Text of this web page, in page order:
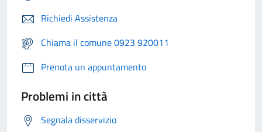
Richiedi Assistenza
Chiama il comune 0923 920011
Prenota un appuntamento
Problemi in città
Segnala disservizio